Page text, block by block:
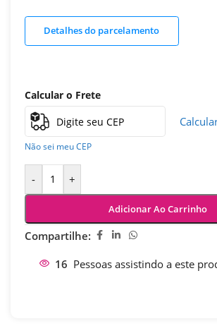
Detalhes do parcelamento
Calcular o Frete
Não sei meu CEP
- +
Adicionar Ao Carrinho
Compartilhe:
16 Pessoas assistindo a este